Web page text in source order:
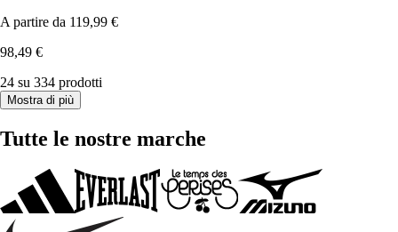
A partire da 119,99 €
98,49 €
24 su 334 prodotti
Mostra di più
Tutte le nostre marche